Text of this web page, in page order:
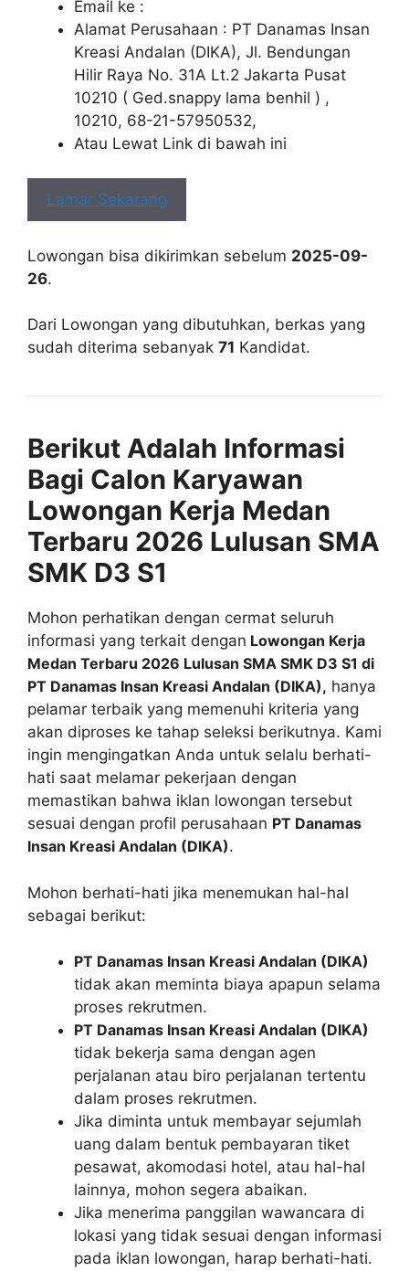
Email ke :
Alamat Perusahaan : PT Danamas Insan
Kreasi Andalan (DIKA), Jl. Bendungan
Hilir Raya No. 31A Lt.2 Jakarta Pusat
10210 ( Ged.snappy lama benhil ) ,
10210, 68-21-57950532,
Atau Lewat Link di bawah ini
Lamar Sekarang
Lowongan bisa dikirimkan sebelum 2025-09-
26.
Dari Lowongan yang dibutuhkan, berkas yang
sudah diterima sebanyak 71 Kandidat.
Berikut Adalah Informasi
Bagi Calon Karyawan
Lowongan Kerja Medan
Terbaru 2026 Lulusan SMA
SMK D3 S1
Mohon perhatikan dengan cermat seluruh
informasi yang terkait dengan Lowongan Kerja
Medan Terbaru 2026 Lulusan SMA SMK D3 S1 di
PT Danamas Insan Kreasi Andalan (DIKA), hanya
pelamar terbaik yang memenuhi kriteria yang
akan diproses ke tahap seleksi berikutnya. Kami
ingin mengingatkan Anda untuk selalu berhati-
hati saat melamar pekerjaan dengan
memastikan bahwa iklan lowongan tersebut
sesuai dengan profil perusahaan PT Danamas
Insan Kreasi Andalan (DIKA).
Mohon berhati-hati jika menemukan hal-hal
sebagai berikut:
PT Danamas Insan Kreasi Andalan (DIKA)
tidak akan meminta biaya apapun selama
proses rekrutmen.
PT Danamas Insan Kreasi Andalan (DIKA)
tidak bekerja sama dengan agen
perjalanan atau biro perjalanan tertentu
dalam proses rekrutmen.
Jika diminta untuk membayar sejumlah
uang dalam bentuk pembayaran tiket
pesawat, akomodasi hotel, atau hal-hal
lainnya, mohon segera abaikan.
Jika menerima panggilan wawancara di
lokasi yang tidak sesuai dengan informasi
pada iklan lowongan, harap berhati-hati.